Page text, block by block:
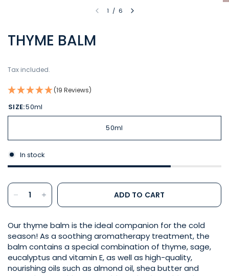
1 / 6
THYME BALM
Tax included.
(19 Reviews)
SIZE:50ml
50ml
In stock
ADD TO CART
Our thyme balm is the ideal companion for the cold
season! As a soothing aromatherapy treatment, the
balm contains a special combination of thyme, sage,
eucalyptus and vitamin E, as well as high-quality,
nourishing oils such as almond oil, shea butter and